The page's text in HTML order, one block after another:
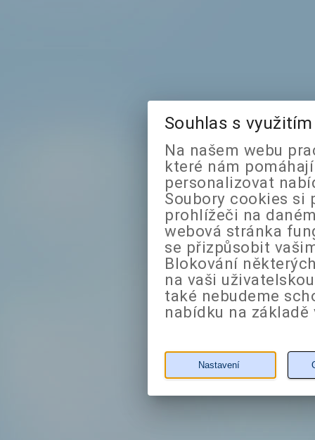
Souhlas s
Na našem webu
které nám
personalizovat
Soubory cookies si
prohlížeči na
webová stránka
se přizpůsobit
Blokování
na vaši
také nebudeme
nabídku na
Nastavení